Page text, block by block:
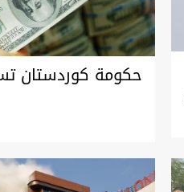
حكومة كوردستان